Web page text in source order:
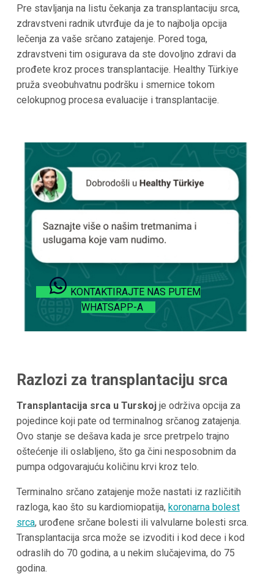
Pre stavljanja na listu čekanja za transplantaciju srca,
zdravstveni radnik utvrđuje da je to najbolja opcija
lečenja za vaše srčano zatajenje. Pored toga,
zdravstveni tim osigurava da ste dovoljno zdravi da
prođete kroz proces transplantacije. Healthy Türkiye
pruža sveobuhvatnu podršku i smernice tokom
celokupnog procesa evaluacije i transplantacije.
KONTAKTIRAJTE NAS PUTEM
WHATSAPP-A
Razlozi za transplantaciju srca
Transplantacija srca u Turskojje održiva opcija za
pojedince koji pate od terminalnog srčanog zatajenja.
Ovo stanje se dešava kada je srce pretrpelo trajno
oštećenje ili oslabljeno, što ga čini nesposobnim da
pumpa odgovarajuću količinu krvi kroz telo.
Terminalno srčano zatajenje može nastati iz različitih
razloga, kao što su kardiomiopatija, koronarna bolest
srca, urođene srčane bolesti ili valvularne bolesti srca.
Transplantacija srca može se izvoditi i kod dece i kod
odraslih do 70 godina, a u nekim slučajevima, do 75
godina.